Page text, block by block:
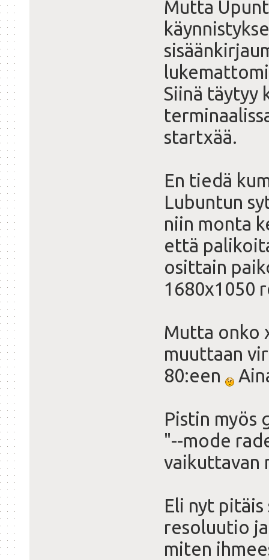
Mutta
Siinä täytyy
startxää.
En tiedä
Lubuntun
niin monta
että
osittain
1680x1050
Mutta onko
muuttaan
80:een
Pistin myös
"--mode
vaikuttavan
Eli nyt pitäis
resoluutio
miten